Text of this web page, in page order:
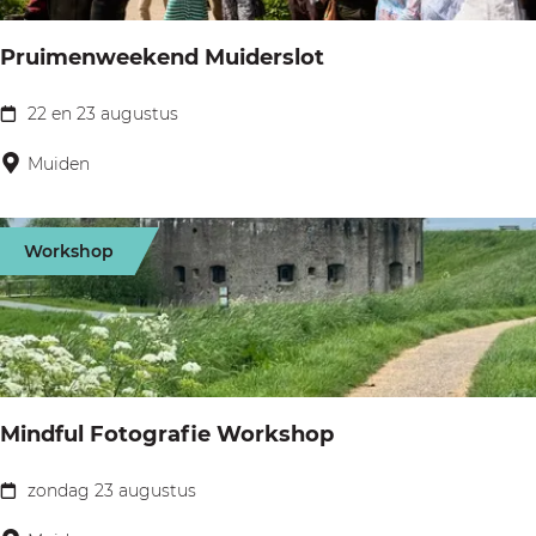
i
j
o
g
a
r
s
o
p
P
m
Pruimenweekend Muiderslot
P
r
i
e
n
w
e
k
22 en 23 augustus
Muiden
Mindful Fotografie Workshop
M
Workshop
zondag 23 augustus